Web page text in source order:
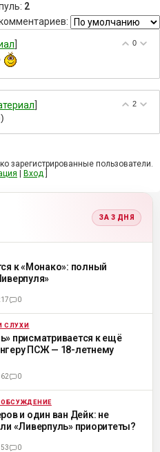
: 2
0
2
зарегистрированные пользователи.
Вход
ЗА 3 ДНЯ
к «Монако»: полный
0
СЛУХИ
присматривается к ещё
ПСЖ — 18-летнему
0
ОБСУЖДЕНИЕ
и один ван Дейк: не
«Ливерпуль» приоритеты?
0